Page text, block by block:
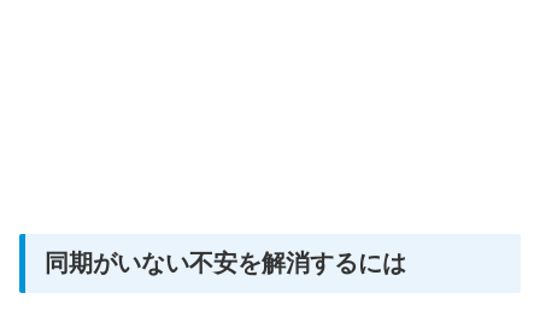
同期がいない不安を解消するには